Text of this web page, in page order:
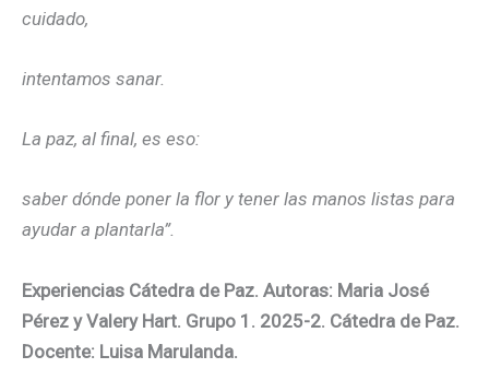
cuidado,
intentamos sanar.
La paz, al final, es eso:
saber dónde poner la flor y tener las manos listas para
ayudar a plantarla”.
Experiencias Cátedra de Paz. Autoras: Maria José
Pérez y Valery Hart. Grupo 1. 2025-2. Cátedra de Paz.
Docente: Luisa Marulanda.